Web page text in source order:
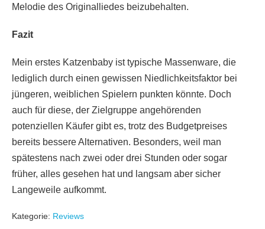
Melodie des Originalliedes beizubehalten.
Fazit
Mein erstes Katzenbaby ist typische Massenware, die
lediglich durch einen gewissen Niedlichkeitsfaktor bei
jüngeren, weiblichen Spielern punkten könnte. Doch
auch für diese, der Zielgruppe angehörenden
potenziellen Käufer gibt es, trotz des Budgetpreises
bereits bessere Alternativen. Besonders, weil man
spätestens nach zwei oder drei Stunden oder sogar
früher, alles gesehen hat und langsam aber sicher
Langeweile aufkommt.
Kategorie: Reviews